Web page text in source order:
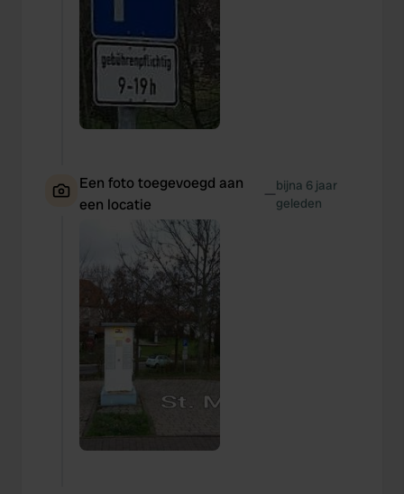
Een foto toegevoegd aan
een locatie
—bijna 6 jaar
geleden